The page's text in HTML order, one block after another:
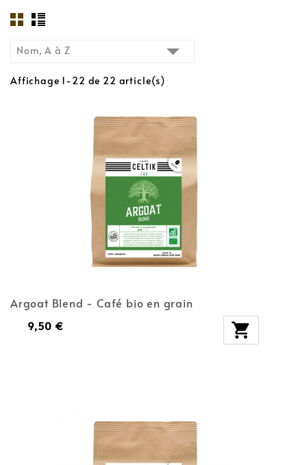
Nom, A à Z 
Affichage 1-22 de 22 article(s)
Argoat Blend - Café bio en grain
9,50 € 